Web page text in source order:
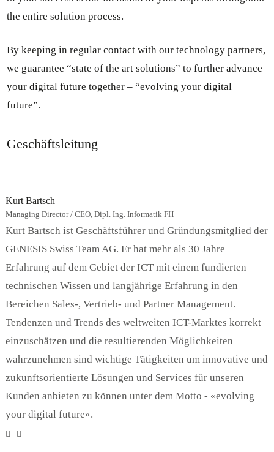
the entire solution process.
By keeping in regular contact with our technology partners,
we guarantee “state of the art solutions” to further advance
your digital future together – “evolving your digital
future”.
Geschäftsleitung
Kurt Bartsch
Managing Director / CEO, Dipl. Ing. Informatik FH
Kurt Bartsch ist Geschäftsführer und Gründungsmitglied der
GENESIS Swiss Team AG. Er hat mehr als 30 Jahre
Erfahrung auf dem Gebiet der ICT mit einem fundierten
technischen Wissen und langjährige Erfahrung in den
Bereichen Sales-, Vertrieb- und Partner Management.
Tendenzen und Trends des weltweiten ICT-Marktes korrekt
einzuschätzen und die resultierenden Möglichkeiten
wahrzunehmen sind wichtige Tätigkeiten um innovative und
zukunftsorientierte Lösungen und Services für unseren
Kunden anbieten zu können unter dem Motto - «evolving
your digital future».